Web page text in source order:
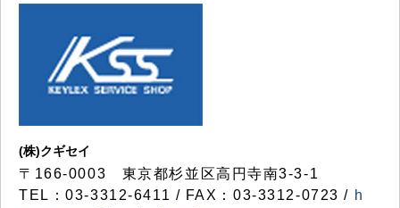
(株)クギセイ
〒166-0003 東京都杉並区高円寺南3-3-1
TEL：03-3312-6411 / FAX：03-3312-0723 / h